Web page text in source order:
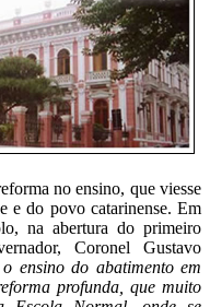
no ensino, que viesse
e do povo catarinense. Em
na abertura do primeiro
Coronel Gustavo
ensino do abatimento em
profunda, que muito